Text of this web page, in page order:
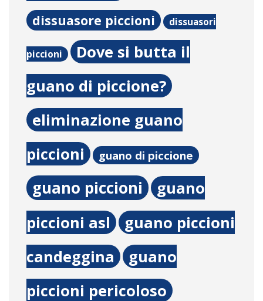
dissuasore piccioni dissuasori
piccioni
Dove si butta il
guano di piccione?
eliminazione guano
piccioni
guano di piccione
guano piccioni
guano
piccioni asl
guano piccioni
candeggina
guano
piccioni pericoloso